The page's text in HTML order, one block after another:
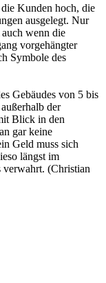
Kunden hoch, die
ausgelegt. Nur
wenn die
vorgehängter
Symbole des
Gebäudes von 5 bis
der
Blick in den
gar keine
Geld muss sich
längst im
verwahrt. (Christian